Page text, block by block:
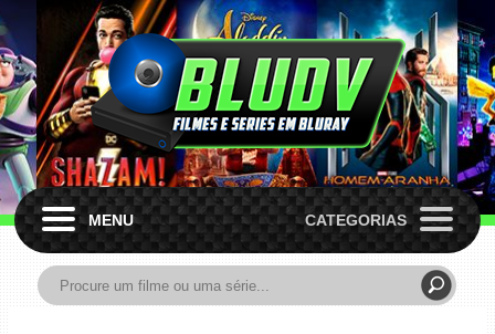
MENU CATEGORIAS